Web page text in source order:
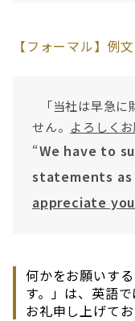
【フォーマル】例文
「当社は早急に
せん。 よろしくお
“We have to
statements as
appreciate
何かをお願いす
す。」は、英語
お礼申し上げて